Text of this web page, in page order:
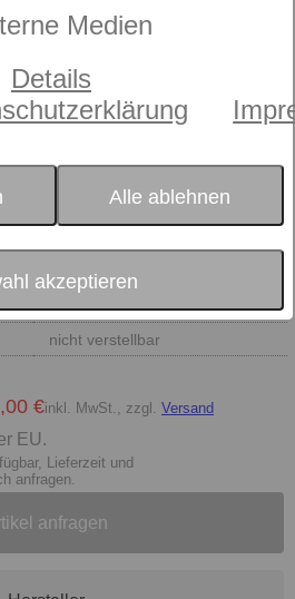
Medien
Details
Alle ablehnen
akzeptieren
nicht verstellbar
€inkl. MwSt., zzgl. Versand
EU.
Lieferzeit und
anfragen.
anfragen